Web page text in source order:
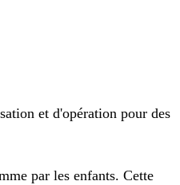
et d'opération pour des
par les enfants. Cette